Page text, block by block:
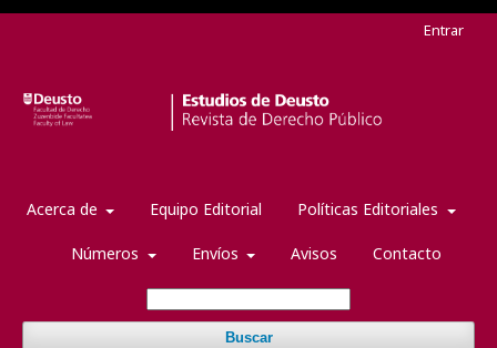
Acerca de Equipo Editorial Políticas Editoriales
Números Envíos Avisos Contacto
Buscar
Entrar